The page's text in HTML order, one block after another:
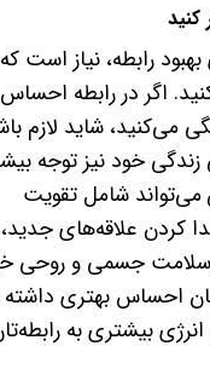
رابطه، نیاز است که
اگر در رابطه احساس
می‌کنید، شاید لازم
خود نیز توجه
می‌تواند شامل تقویت
کردن علاقه‌های
سلامت جسمی و روحی
احساس بهتری داشته
بیشتری به